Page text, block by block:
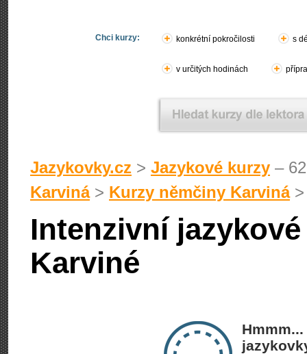
Chci kurzy: konkrétní pokročilosti s
v určitých hodinách
Jazykovky.cz > Jazykové kurzy –
Karviná> Kurzy němčiny Karviná
Intenzivní
Karviné